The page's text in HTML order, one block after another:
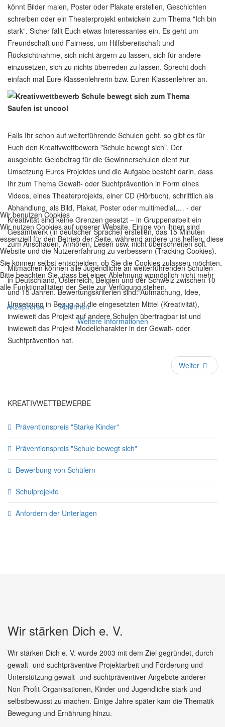
könnt Bilder malen, Poster oder Plakate erstellen, Geschichten
schreiben oder ein Theaterprojekt entwickeln zum Thema "Ich bin
stark". Sicher fällt Euch etwas Interessantes ein. Es geht um
Freundschaft und Fairness, um Hilfsbereitschaft und
Rücksichtnahme, sich nicht ärgern zu lassen, sich für andere
einzusetzen, sich zu nichts überreden zu lassen. Sprecht doch
einfach mal Eure Klassenlehrerin bzw. Euren Klassenlehrer an.
Falls Ihr schon auf weiterführende Schulen geht, so gibt es für
Euch den Kreativwettbewerb "Schule bewegt sich". Der
ausgelobte Geldbetrag für die Gewinnerschulen dient zur
Umsetzung Eures Projektes und die Aufgabe besteht darin, dass
Ihr zum Thema Gewalt- oder Suchtprävention in Form eines
Videos, eines Theaterprojekts, einer CD (Hörbuch), schriftlich als
Abhandlung, als Bild, Plakat, Poster oder multimedial,… - der
Kreativität sind keine Grenzen gesetzt – in Gruppenarbeit ein
Gesamtwerk (in deutscher Sprache) erstellen, das 15 Minuten
zum Anschauen, Anhören, Lesen usw. nicht überschreiten soll.
Mitmachen können alle Jugendliche an weiterführenden Schulen
in Deutschland, Österreich, Belgien und der Schweiz zwischen 10
und 15 Jahren. Bewertungskriterien sind: Aufmachung, Idee,
Umsetzung in Bezug auf die eingesetzten Mittel (Kreativität),
inwieweit das Projekt auf andere Schulen übertragbar ist und
inwieweit das Projekt Modellcharakter in der Gewalt- oder
Suchtprävention hat.
Weiter
KREATIVWETTBEWERBE
Präventionspreis "Starke Kinder"
Präventionspreis "Schule bewegt sich"
Bewerbung von Schülern
Schulprojekte
Anfordern der Unterlagen
Wir stärken Dich e. V.
Wir stärken Dich e. V. wurde 2003 mit dem Ziel gegründet, durch
gewalt- und suchtpräventive Projektarbeit und Förderung und
Unterstützung gewalt- und suchtpräventiver Angebote anderer
Non-Profit-Organisationen, Kinder und Jugendliche stark und
selbstbewusst zu machen. Einige Jahre später kam die Thematik
Bewegung und Ernährung hinzu.
Wir benutzen Cookies
Wir nutzen Cookies auf unserer Website. Einige von ihnen sind
essenziell für den Betrieb der Seite, während andere uns helfen, diese
Website und die Nutzererfahrung zu verbessern (Tracking Cookies).
Sie können selbst entscheiden, ob Sie die Cookies zulassen möchten.
Bitte beachten Sie, dass bei einer Ablehnung womöglich nicht mehr
alle Funktionalitäten der Seite zur Verfügung stehen.
Akzeptieren
Ablehnen
Weitere Informationen